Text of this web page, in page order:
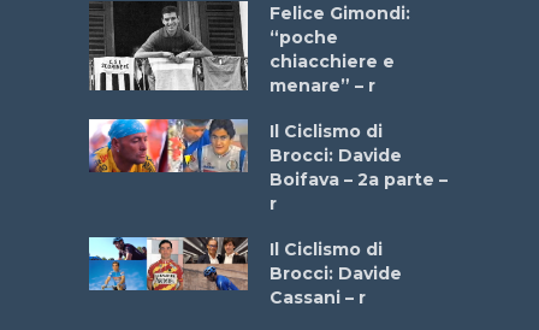
Felice Gimondi:
“poche
chiacchiere e
menare” – r
Il Ciclismo di
Brocci: Davide
Boifava – 2a parte –
r
Il Ciclismo di
Brocci: Davide
Cassani – r